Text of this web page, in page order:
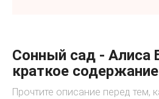
Сонный сад - Алиса
краткое содержание
Прочтите описание перед тем,